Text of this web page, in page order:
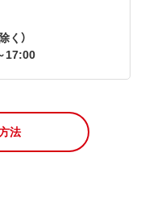
く）
17:00
法